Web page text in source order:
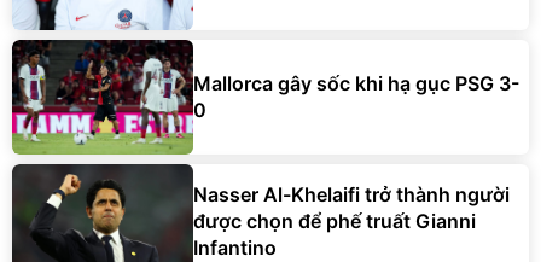
Mallorca gây sốc khi hạ gục PSG 3-
0
Nasser Al-Khelaifi trở thành người
được chọn để phế truất Gianni
Infantino